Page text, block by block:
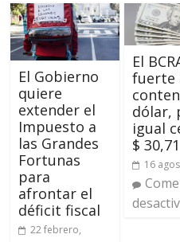
El Gobierno
quiere
extender el
Impuesto a
las Grandes
Fortunas
para
afrontar el
déficit fiscal
22 febrero,
El
fuerte
dólar,
igual
$ 30,71
16